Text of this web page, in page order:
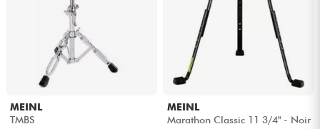
MEINL
TMBS
MEINL
Marathon Classic 11 3/4" - Noir